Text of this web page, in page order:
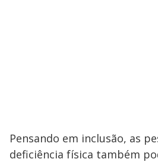
Pensando em inclusão, as
deficiência física também